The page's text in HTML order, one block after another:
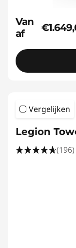
Van
af
Vergelijken
Legion
(196)